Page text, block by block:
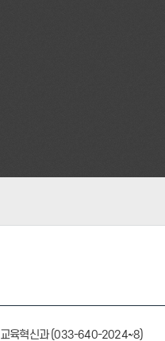
교육혁신과 (033-640-2024~8)